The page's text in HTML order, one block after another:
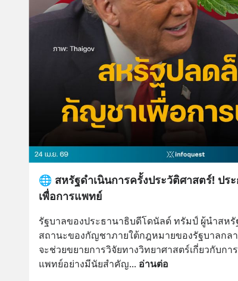
🌐 สหรัฐดำเนินการครั้งประวัติศาสตร์! ป
เพื่อการแพทย์
รัฐบาลของประธานาธิบดีโดนัลด์ ทรัมป์ ผู้นำสหรั
สถานะของกัญชาภายใต้กฎหมายของรัฐบาลกลา
จะช่วยขยายการวิจัยทางวิทยาศาสตร์เกี่ยวกับก
แพทย์อย่างมีนัยสำคัญ... อ่านต่อ